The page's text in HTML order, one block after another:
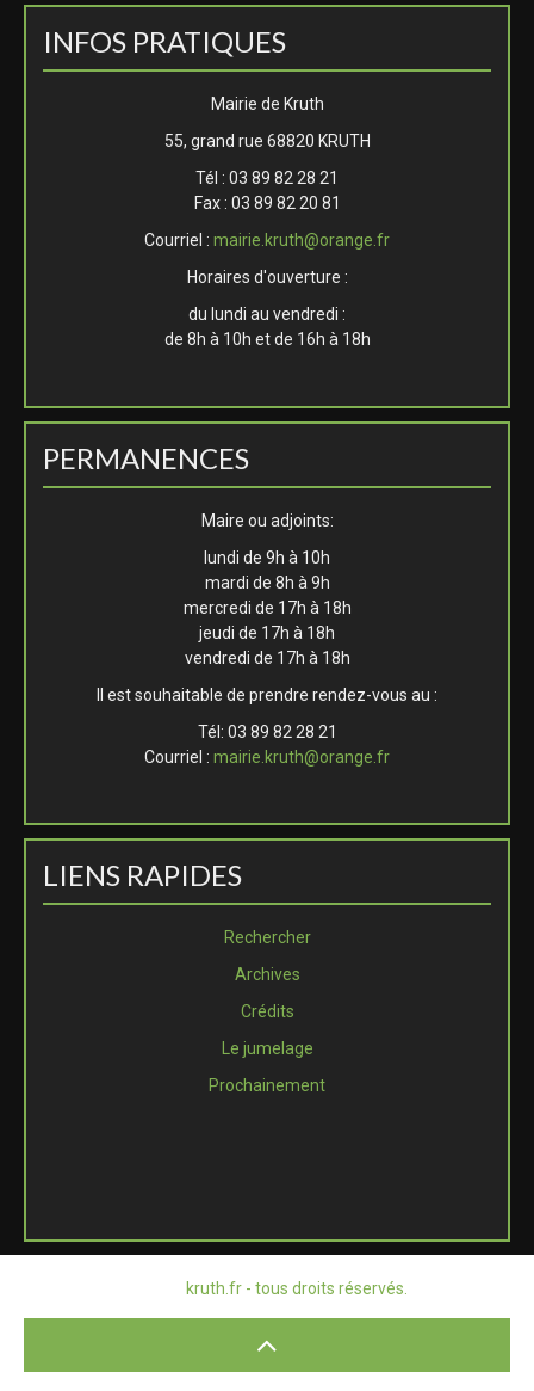
INFOS PRATIQUES
Mairie de Kruth
55, grand rue 68820 KRUTH
Tél : 03 89 82 28 21
Fax : 03 89 82 20 81
Courriel : mairie.kruth@orange.fr
Horaires d'ouverture :
du lundi au vendredi :
de 8h à 10h et de 16h à 18h
PERMANENCES
Maire ou adjoints:
lundi de 9h à 10h
mardi de 8h à 9h
mercredi de 17h à 18h
jeudi de 17h à 18h
vendredi de 17h à 18h
Il est souhaitable de prendre rendez-vous au :
Tél: 03 89 82 28 21
Courriel : mairie.kruth@orange.fr
LIENS RAPIDES
Rechercher
Archives
Crédits
Le jumelage
Prochainement
kruth.fr - tous droits réservés.